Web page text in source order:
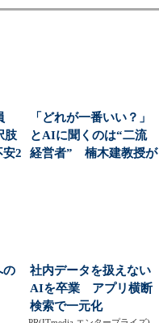
肢
2
「どれが一番いい？」
とAIに聞くのは“二流
経営者” 楠木建教授が
の
社内データを扱えない
AIを卒業 アプリ横断
検索で一元化